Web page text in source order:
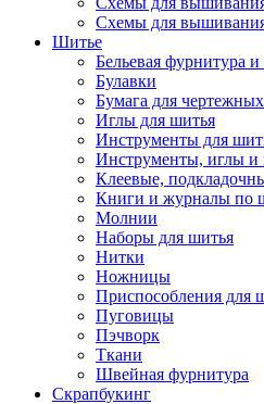
Схемы для
Шитье
Бельевая фурнитура
Булавки
Бумага для
Иглы для шитья
Инструменты для
Инструменты, иглы
Клеевые,
Книги и журналы по
Молнии
Наборы для шитья
Нитки
Ножницы
Приспособления для
Пуговицы
Пэчворк
Ткани
Швейная фурнитура
Скрапбукинг